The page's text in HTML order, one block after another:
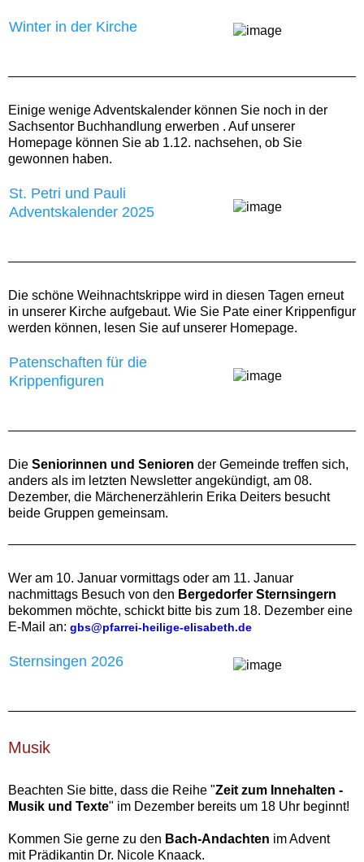
Winter in der Kirche
Einige wenige Adventskalender können Sie noch in der
Sachsentor Buchhandlung erwerben . Auf unserer
Homepage können Sie ab 1.12. nachsehen, ob Sie
gewonnen haben.
St. Petri und Pauli
Adventskalender 2025
Die schöne Weihnachtskrippe wird in diesen Tagen erneut
in unserer Kirche aufgebaut. Wie Sie Pate einer Krippenfigur
werden können, lesen Sie auf unserer Homepage. ‍
Patenschaften für die
Krippenfiguren
Die Seniorinnen und Senioren der Gemeinde treffen sich,
anders als im letzten Newsletter angekündigt, am 08.
Dezember, die Märchenerzählerin Erika Deiters besucht
beide Gruppen gemeinsam.‍
Wer am 10. Januar vormittags oder am 11. Januar
nachmittags Besuch von den Bergedorfer Sternsingern
bekommen möchte, schickt bitte bis zum 18. Dezember eine
E-Mail an: gbs@pfarrei-heilige-elisabeth.de
Sternsingen 2026
Musik‍
Beachten Sie bitte, dass die Reihe "Zeit zum Innehalten -
Musik und Texte" im Dezember bereits um 18 Uhr beginnt!
Kommen Sie gerne zu den Bach-Andachten im Advent
mit Prädikantin Dr. Nicole Knaack.